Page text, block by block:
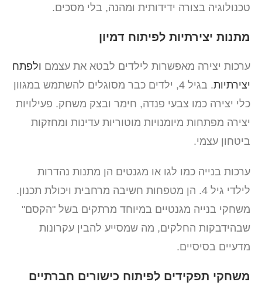
טכנולוגיה בצורה ידידותית ומהנה, בלי מסכים.
מתנות יצירתיות לפיתוח דמיון
ערכות יצירה מאפשרות לילדים לבטא את עצמםולפתח
יצירתיות
. בגיל 4, ילדים כבר מסוגלים להשתמש במגוון
כלי יצירה כמו צבעי פנדה, חימר ובצק משחק. פעילויות
יצירה מפתחות מיומנויות מוטוריות עדינות ומחזקות
ביטחון עצמי.
ערכות בנייה כמו לגו או מגנטים הן מתנות נהדרות
לילדי גיל 4. הן מטפחות חשיבה מרחבית ויכולת תכנון.
משחקי בנייה מגנטיים במיוחד מרתקים בשל "הקסם"
שבהידבקות החלקים, מה שמסייע להבין עקרונות
מדעיים בסיסיים.
משחקי תפקידים לפיתוח כישורים חברתיים